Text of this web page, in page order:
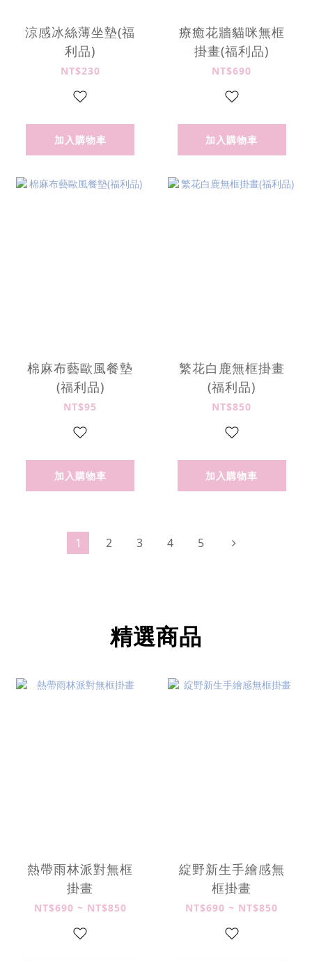
涼感冰絲薄坐墊(福
利品)
NT$230
加入購物車
療癒花牆貓咪無框
掛畫(福利品)
NT$690
加入購物車
棉麻布藝歐風餐墊
(福利品)
NT$95
加入購物車
繁花白鹿無框掛畫
(福利品)
NT$850
加入購物車
1 2 3 4 5
精選商品
熱帶雨林派對無框
掛畫
NT$690 ~ NT$850
綻野新生手繪感無
框掛畫
NT$690 ~ NT$850